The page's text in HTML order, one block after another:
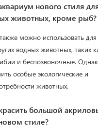
нового стиля
животных, кроме рыб?
можно использовать для
водных животных, таких
и беспозвоночные.
особые экологические и
животных.
большой
стиле?